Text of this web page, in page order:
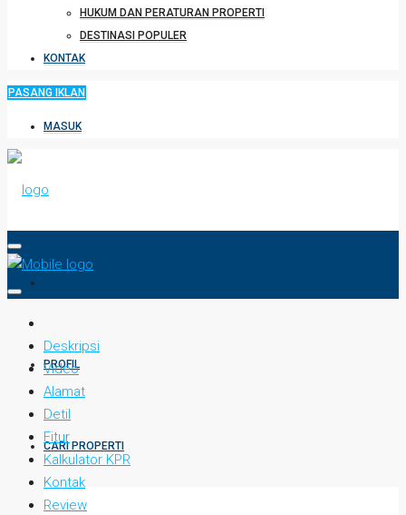
HUKUM DAN PERATURAN PROPERTI
DESTINASI POPULER
KONTAK
PASANG IKLAN
MASUK
PROFIL
CARI PROPERTI
Deskripsi
Video
Alamat
Detil
Fitur
Kalkulator KPR
Kontak
Review